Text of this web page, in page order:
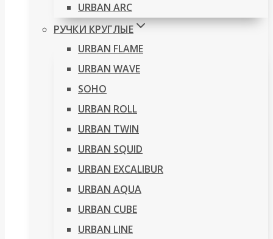
URBAN ARC
РУЧКИ КРУГЛЫЕ
URBAN FLAME
URBAN WAVE
SOHO
URBAN ROLL
URBAN TWIN
URBAN SQUID
URBAN EXCALIBUR
URBAN AQUA
URBAN CUBE
URBAN LINE